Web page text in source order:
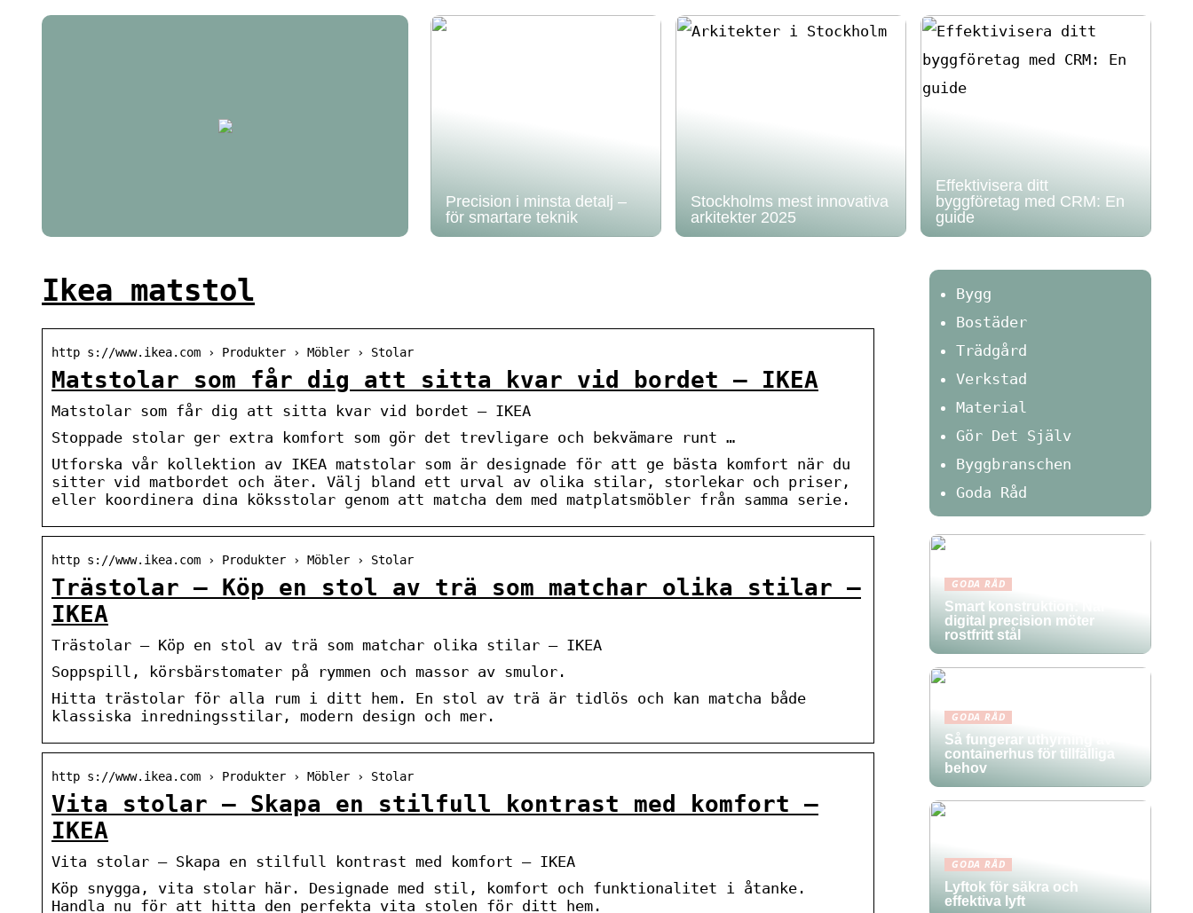
Precision i minsta detalj –
för smartare teknik
Stockholms mest innovativa
arkitekter 2025
Effektivisera ditt
byggföretag med CRM: En
guide
Ikea matstol
http s://www.ikea.com › Produkter › Möbler › Stolar
Matstolar som får dig att sitta kvar vid bordet – IKEA
Matstolar som får dig att sitta kvar vid bordet – IKEA
Stoppade stolar ger extra komfort som gör det trevligare och bekvämare runt …
Utforska vår kollektion av IKEA matstolar som är designade för att ge bästa komfort när du
sitter vid matbordet och äter. Välj bland ett urval av olika stilar, storlekar och priser,
eller koordinera dina köksstolar genom att matcha dem med matplatsmöbler från samma serie.
http s://www.ikea.com › Produkter › Möbler › Stolar
Trästolar – Köp en stol av trä som matchar olika stilar –
IKEA
Trästolar – Köp en stol av trä som matchar olika stilar – IKEA
Soppspill, körsbärstomater på rymmen och massor av smulor.
Hitta trästolar för alla rum i ditt hem. En stol av trä är tidlös och kan matcha både
klassiska inredningsstilar, modern design och mer.
http s://www.ikea.com › Produkter › Möbler › Stolar
Vita stolar – Skapa en stilfull kontrast med komfort –
IKEA
Vita stolar – Skapa en stilfull kontrast med komfort – IKEA
Köp snygga, vita stolar här. Designade med stil, komfort och funktionalitet i åtanke.
Handla nu för att hitta den perfekta vita stolen för ditt hem.
Bygg
Bostäder
Trädgård
Verkstad
Material
Gör Det Själv
Byggbranschen
Goda Råd
GODA RÅD
Smart konstruktion: När
digital precision möter
rostfritt stål
GODA RÅD
Så fungerar uthyrning av
containerhus för tillfälliga
behov
GODA RÅD
Lyftok för säkra och
effektiva lyft